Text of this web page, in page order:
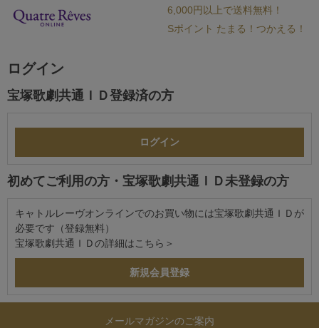
6,000円以上で送料無料！
Sポイント たまる！つかえる！
ログイン
宝塚歌劇共通ＩＤ登録済の方
初めてご利用の方・宝塚歌劇共通ＩＤ未登録の方
キャトルレーヴオンラインでのお買い物には宝塚歌劇共通ＩＤが
必要です（登録無料）
宝塚歌劇共通ＩＤの詳細は こちら＞
メールマガジンのご案内